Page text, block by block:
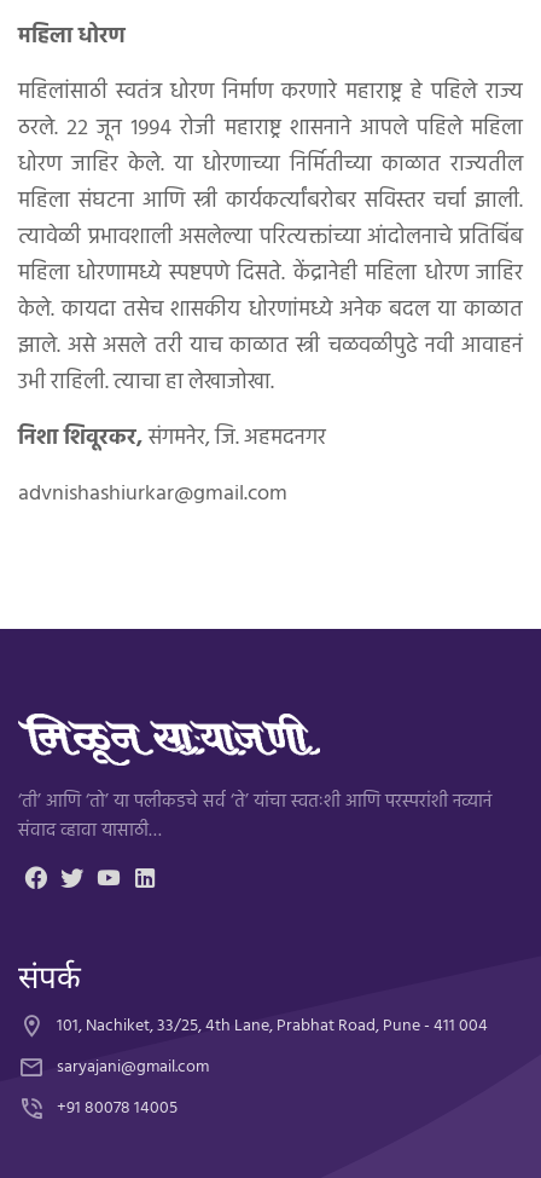
महिला धोरण
महिलांसाठी स्वतंत्र धोरण निर्माण करणारे महाराष्ट्र हे पहिले राज्य
ठरले. २२ जून १९९४ रोजी महाराष्ट्र शासनाने आपले पहिले महिला
धोरण जाहिर केले. या धोरणाच्या निर्मितीच्या काळात राज्यतील
महिला संघटना आणि स्त्री कार्यकर्त्यांबरोबर सविस्तर चर्चा झाली.
त्यावेळी प्रभावशाली असलेल्या परित्यक्तांच्या आंदोलनाचे प्रतिबिंब
महिला धोरणामध्ये स्पष्टपणे दिसते. केंद्रानेही महिला धोरण जाहिर
केले. कायदा तसेच शासकीय धोरणांमध्ये अनेक बदल या काळात
झाले. असे असले तरी याच काळात स्त्री चळवळीपुढे नवी आवाहनं
उभी राहिली. त्याचा हा लेखाजोखा.
निशा शिवूरकर,संगमनेर, जि. अहमदनगर
advnishashiurkar@gmail.com
‘ती’ आणि ‘तो’ या पलीकडचे सर्व ‘ते’ यांचा स्वतःशी आणि परस्परांशी नव्यानं
संवाद व्हावा यासाठी…
संपर्क
101, Nachiket, 33/25, 4th Lane, Prabhat Road, Pune - 411 004
saryajani@gmail.com
+91 80078 14005